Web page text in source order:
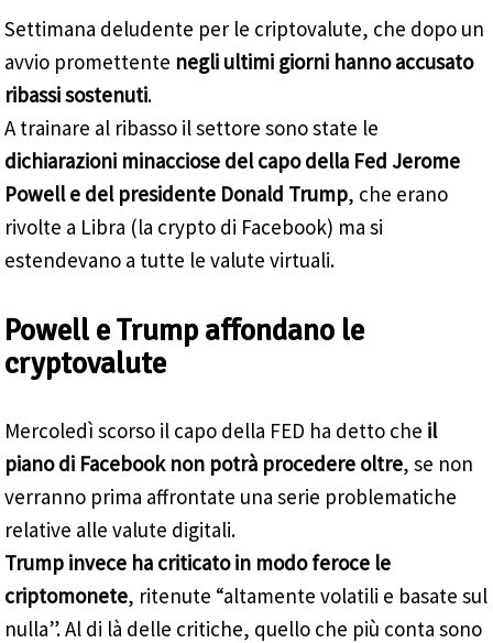
Settimana deludente per le criptovalute, che dopo un
avvio promettente negli ultimi giorni hanno accusato
ribassi sostenuti.
A trainare al ribasso il settore sono state le
dichiarazioni minacciose del capo della Fed Jerome
Powell e del presidente Donald Trump, che erano
rivolte a Libra (la crypto di Facebook) ma si
estendevano a tutte le valute virtuali.
Powell e Trump affondano le
cryptovalute
Mercoledì scorso il capo della FED ha detto che il
piano di Facebook non potrà procedere oltre, se non
verranno prima affrontate una serie problematiche
relative alle valute digitali.
Trump invece ha criticato in modo feroce le
criptomonete, ritenute “altamente volatili e basate sul
nulla”. Al di là delle critiche, quello che più conta sono